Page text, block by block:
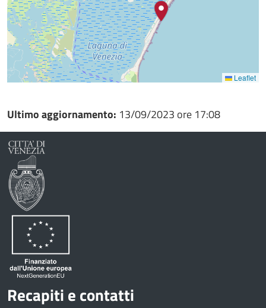
Leaflet
Ultimo aggiornamento: 13/09/2023 ore 17:08
Recapiti e contatti